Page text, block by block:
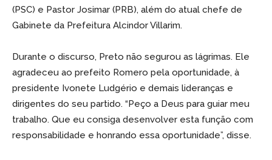
(PSC) e Pastor Josimar (PRB), além do atual chefe de
Gabinete da Prefeitura Alcindor Villarim.
Durante o discurso, Preto não segurou as lágrimas. Ele
agradeceu ao prefeito Romero pela oportunidade, à
presidente Ivonete Ludgério e demais lideranças e
dirigentes do seu partido. “Peço a Deus para guiar meu
trabalho. Que eu consiga desenvolver esta função com
responsabilidade e honrando essa oportunidade”, disse.